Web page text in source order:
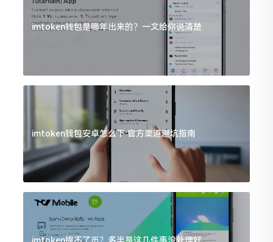
imtoken钱包是哪年出来的？一文给你说清楚
imtoken钱包安卓怎么下 官方渠道避坑指南